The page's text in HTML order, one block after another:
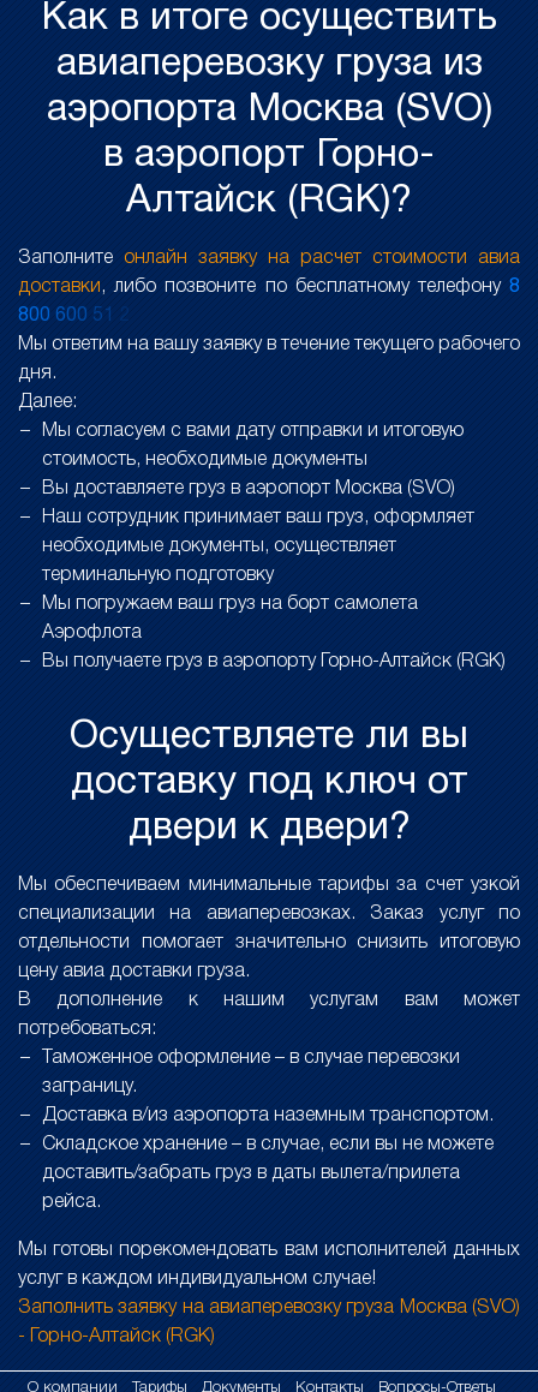
Как в итоге осуществить
авиаперевозку груза из
аэропорта Москва (SVO)
в аэропорт Горно-
Алтайск (RGK)?
Заполните онлайн заявку на расчет стоимости авиа
доставки , либо позвоните по бесплатному телефону 8
800 600 5 1
2
Мы ответим на вашу заявку в течение текущего рабочего
дня.
Далее:
Мы согласуем с вами дату отправки и итоговую
стоимость, необходимые документы
Вы доставляете груз в аэропорт Москва (SVO)
Наш сотрудник принимает ваш груз, оформляет
необходимые документы, осуществляет
терминальную подготовку
Мы погружаем ваш груз на борт самолета
Аэрофлота
Вы получаете груз в аэропорту Горно-Алтайск (RGK)
Осуществляете ли вы
доставку под ключ от
двери к двери?
Мы обеспечиваем минимальные тарифы за счет узкой
специализации на авиаперевозках. Заказ услуг по
отдельности помогает значительно снизить итоговую
цену авиа доставки груза.
В дополнение к нашим услугам вам может
потребоваться:
Таможенное оформление – в случае перевозки
заграницу.
Доставка в/из аэропорта наземным транспортом.
Складское хранение – в случае, если вы не можете
доставить/забрать груз в даты вылета/прилета
рейса.
Мы готовы порекомендовать вам исполнителей данных
услуг в каждом индивидуальном случае!
Заполнить заявку на авиаперевозку груза Москва (SVO)
- Горно-Алтайск (RGK)
О компании Тарифы Документы Контакты Вопросы-Ответы